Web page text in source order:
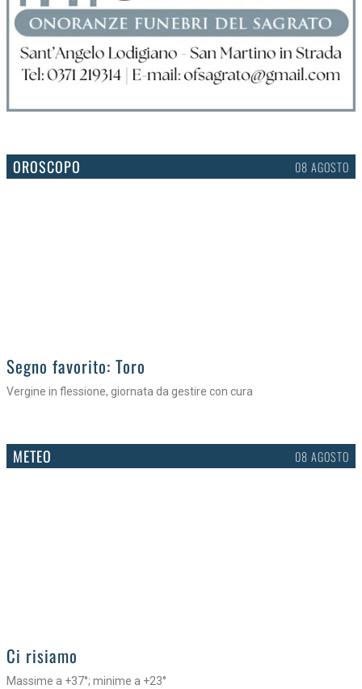
OROSCOPO 08 AGOSTO
>
Segno favorito: Toro
Vergine in flessione, giornata da gestire con cura
METEO 08 AGOSTO
>
Ci risiamo
Massime a +37°; minime a +23°